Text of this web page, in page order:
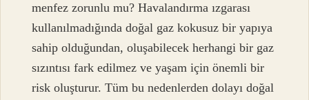
menfez zorunlu mu? Havalandırma ızgarası
kullanılmadığında doğal gaz kokusuz bir yapıya
sahip olduğundan, oluşabilecek herhangi bir gaz
sızıntısı fark edilmez ve yaşam için önemli bir
risk oluşturur. Tüm bu nedenlerden dolayı doğal